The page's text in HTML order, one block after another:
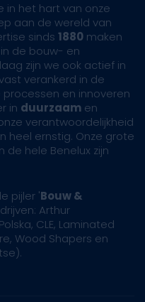
in het hart van onze
aan de wereld van
sinds 1880 maken
de bouw- en
zijn we ook actief in
verankerd in de
en innoveren
in duurzaam en
verantwoordelijkheid
heel ernstig. Onze grote
hele Benelux zijn
pijler 'Bouw &
Arthur
CLE, Laminated
Wood Shapers en